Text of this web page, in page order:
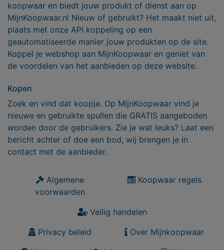
koopwaar en biedt jouw produkt of dienst aan op
MijnKoopwaar.nl Nieuw of gebruikt? Het maakt niet uit,
plaats met onze API koppeling op een
geautomatiseerde manier jouw produkten op de site.
Koppel je webshop aan MijnKoopwaar en geniet van
de voordelen van het aanbieden op deze website.
Kopen
Zoek en vind dat koopje. Op MijnKoopwaar vind je
nieuwe en gebruikte spullen die GRATIS aangeboden
worden door de gebruikers. Zie je wat leuks? Laat een
bericht achter of doe een bod, wij brengen je in
contact met de aanbieder.
Algemene
voorwaarden
Koopwaar regels
Veilig handelen
Privacy beleid
Over Mijnkoopwaar